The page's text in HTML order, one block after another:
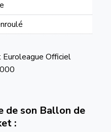
de son Ballon de
: